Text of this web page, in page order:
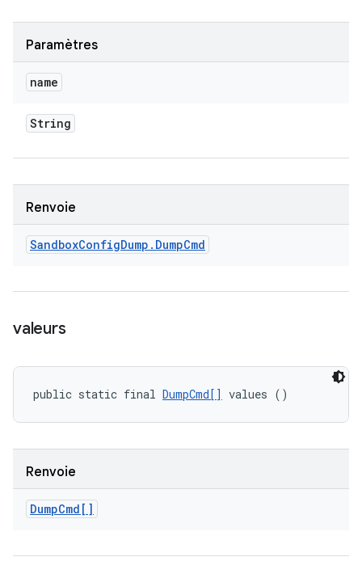
Paramètres
name
String
Renvoie
SandboxConfigDump . DumpCmd
valeurs
public static final DumpCmd[] values ()
Renvoie
DumpCmd[]